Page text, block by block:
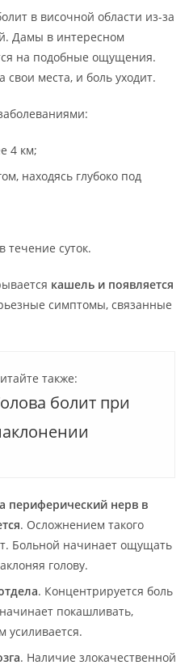
в височной области из-за
Дамы в интересном
на подобные ощущения.
свои места, и боль уходит.
4 км;
находясь глубоко под
течение суток.
кашель и появляется
симптомы, связанные
также:
болит при
периферический нерв в
. Осложнением такого
Больной начинает ощущать
голову.
. Концентрируется боль
покашливать,
усиливается.
. Наличие злокачественной